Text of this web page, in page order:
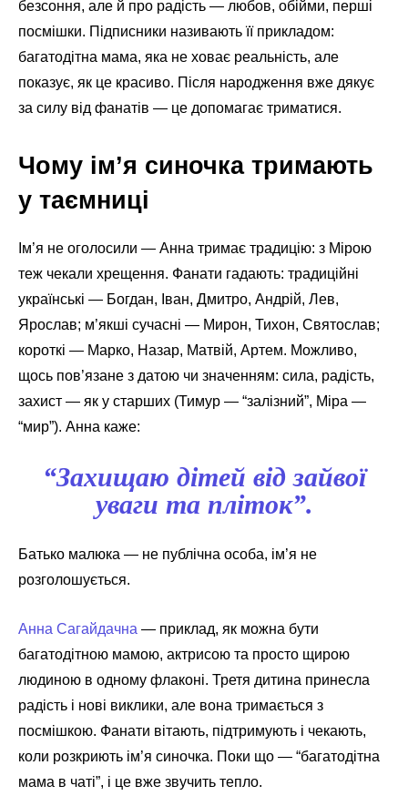
безсоння, але й про радість — любов, обійми, перші
посмішки. Підписники називають її прикладом:
багатодітна мама, яка не ховає реальність, але
показує, як це красиво. Після народження вже дякує
за силу від фанатів — це допомагає триматися.
Чому ім’я синочка тримають
у таємниці
Ім’я не оголосили — Анна тримає традицію: з Мірою
теж чекали хрещення. Фанати гадають: традиційні
українські — Богдан, Іван, Дмитро, Андрій, Лев,
Ярослав; м’якші сучасні — Мирон, Тихон, Святослав;
короткі — Марко, Назар, Матвій, Артем. Можливо,
щось пов’язане з датою чи значенням: сила, радість,
захист — як у старших (Тимур — “залізний”, Міра —
“мир”). Анна каже:
“Захищаю дітей від зайвої
уваги та пліток”.
Батько малюка — не публічна особа, ім’я не
розголошується.
Анна Сагайдачна — приклад, як можна бути
багатодітною мамою, актрисою та просто щирою
людиною в одному флаконі. Третя дитина принесла
радість і нові виклики, але вона тримається з
посмішкою. Фанати вітають, підтримують і чекають,
коли розкриють ім’я синочка. Поки що — “багатодітна
мама в чаті”, і це вже звучить тепло.